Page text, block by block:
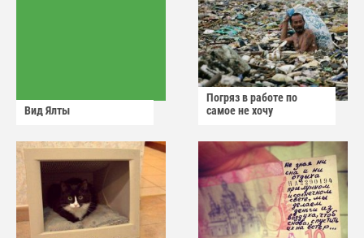
Вид Ялты
Погряз в работе по
самое не хочу